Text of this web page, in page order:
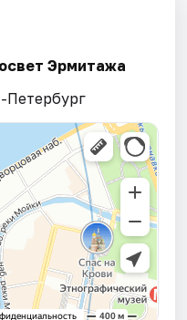
Эрмитажа
Петербург